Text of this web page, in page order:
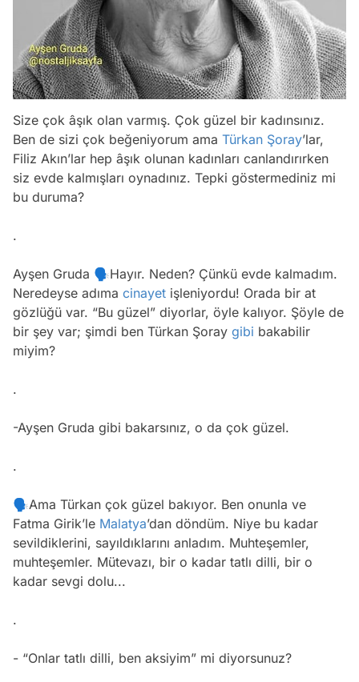
Size çok âşık olan varmış. Çok güzel bir kadınsınız.
Ben de sizi çok beğeniyorum ama Türkan Şoray’lar,
Filiz Akın’lar hep âşık olunan kadınları canlandırırken
siz evde kalmışları oynadınız. Tepki göstermediniz mi
bu duruma?
.
Ayşen Gruda 🗣Hayır. Neden? Çünkü evde kalmadım.
Neredeyse adıma cinayet işleniyordu! Orada bir at
gözlüğü var. “Bu güzel” diyorlar, öyle kalıyor. Şöyle de
bir şey var; şimdi ben Türkan Şoray gibi bakabilir
miyim?
.
-Ayşen Gruda gibi bakarsınız, o da çok güzel.
.
🗣Ama Türkan çok güzel bakıyor. Ben onunla ve
Fatma Girik’le Malatya’dan döndüm. Niye bu kadar
sevildiklerini, sayıldıklarını anladım. Muhteşemler,
muhteşemler. Mütevazı, bir o kadar tatlı dilli, bir o
kadar sevgi dolu...
.
- “Onlar tatlı dilli, ben aksiyim” mi diyorsunuz?